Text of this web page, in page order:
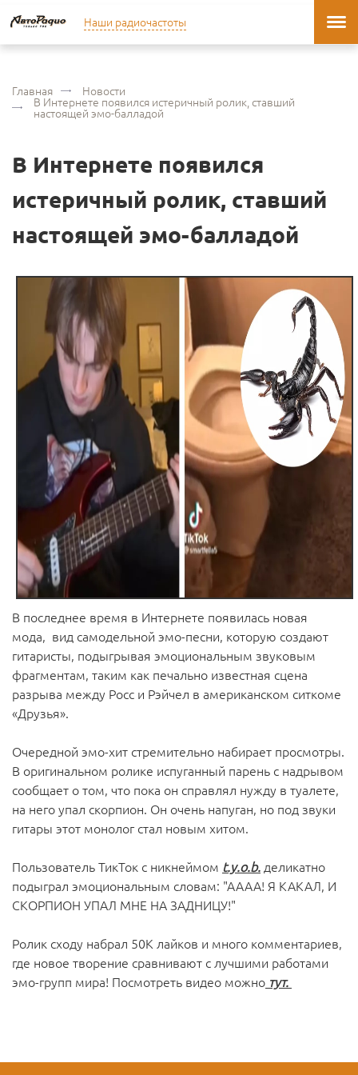
Наши радиочастоты
Главная Новости
В Интернете появился истеричный ролик, ставший
настоящей эмо-балладой
В Интернете появился
истеричный ролик, ставший
настоящей эмо-балладой
В последнее время в Интернете появилась новая
мода, вид самодельной эмо-песни, которую создают
гитаристы, подыгрывая эмоциональным звуковым
фрагментам, таким как печально известная сцена
разрыва между Росс и Рэйчел в американском ситкоме
«Друзья».
Очередной эмо-хит стремительно набирает просмотры.
В оригинальном ролике испуганный парень с надрывом
сообщает о том, что пока он справлял нужду в туалете,
на него упал скорпион. Он очень напуган, но под звуки
гитары этот монолог стал новым хитом.
Пользователь ТикТок с никнеймом t.y.o.b. деликатно
подыграл эмоциональным словам: "АААА! Я КАКАЛ, И
СКОРПИОН УПАЛ МНЕ НА ЗАДНИЦУ!"
Ролик сходу набрал 50К лайков и много комментариев,
где новое творение сравнивают с лучшими работами
эмо-групп мира! Посмотреть видео можно тут.